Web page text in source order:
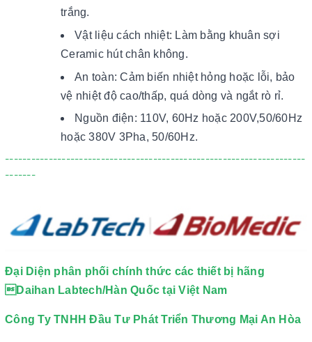
trắng.
Vật liệu cách nhiệt: Làm bằng khuân sợi
Ceramic hút chân không.
An toàn: Cảm biến nhiệt hỏng hoặc lỗi, bảo
vệ nhiệt độ cao/thấp, quá dòng và ngắt rò rỉ.
Nguồn điện: 110V, 60Hz hoặc 200V,50/60Hz
hoặc 380V 3Pha, 50/60Hz.
---------------------------------------------------------------------
-------
Đại Diện phân phối chính thức các thiết bị hãng
Daihan Labtech/Hàn Quốc tại Việt Nam
Công Ty TNHH Đầu Tư Phát Triển Thương Mại An Hòa